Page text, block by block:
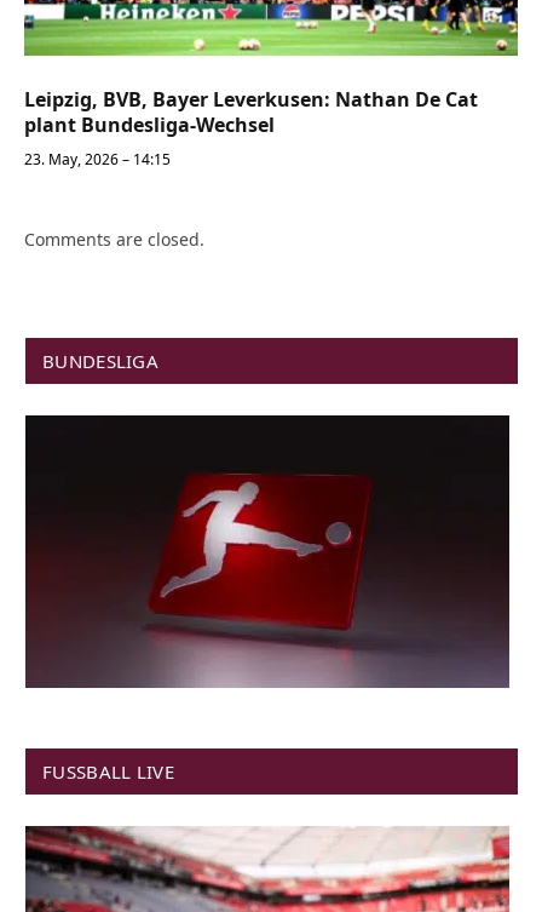
Leipzig, BVB, Bayer Leverkusen: Nathan De Cat
plant Bundesliga-Wechsel
23. May, 2026 – 14:15
Comments are closed.
BUNDESLIGA
FUSSBALL LIVE